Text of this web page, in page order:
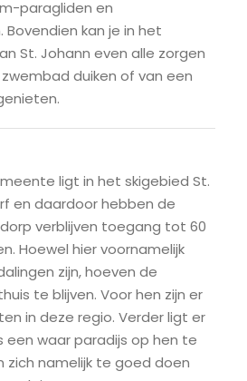
paragliden en
Bovendien kan je in het
St. Johann even alle zorgen
duiken of van een
ligt in het skigebied St.
en daardoor hebben de
verblijven toegang tot 60
Hoewel hier voornamelijk
zijn, hoeven de
te blijven. Voor hen zijn er
in deze regio. Verder ligt er
een waar paradijs op hen te
zich namelijk te goed doen